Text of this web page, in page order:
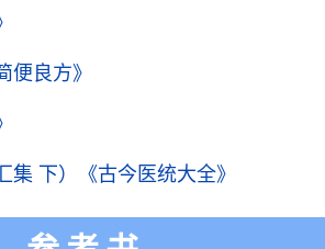
便良方》
集 下） 《古今医统大全》